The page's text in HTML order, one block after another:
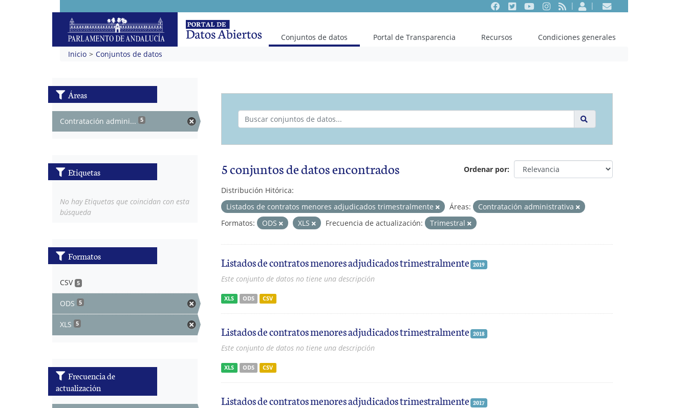
Facebook
TwitterYoutubeInstagram
RSS EntrarContacto
(current)
Conjuntos de datos Portal de Transparencia Recursos
Condiciones generales
Inicio
Conjuntos de datos
Áreas
Contratación admini... 5
Etiquetas
No hay Etiquetas que coincidan con esta
búsqueda
Formatos
CSV 5
ODS 5
XLS 5
Frecuencia de
actualización
Ordenar por
5 conjuntos de datos encontrados
Distribución Hitórica:
Listados de contratos menores adjudicados trimestralmente
Áreas:
Contratación administrativa
Formatos:
ODS XLS Frecuencia de actualización: Trimestral
Listados de contratos menores adjudicados trimestralmente 2019
Este conjunto de datos no tiene una descripción
XLS ODS CSV
Listados de contratos menores adjudicados trimestralmente 2018
Este conjunto de datos no tiene una descripción
XLS ODS CSV
Listados de contratos menores adjudicados trimestralmente 2017